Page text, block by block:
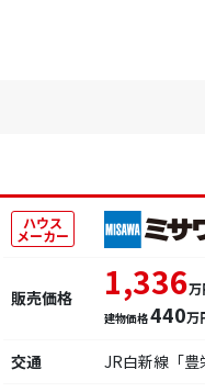
ハウス
メーカー
販売価格 1,336万
建物価格440万
交通
JR白新線「